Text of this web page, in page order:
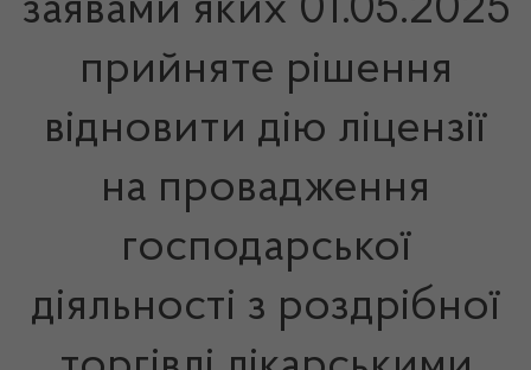
заявами яких 01.05.2025
прийняте рішення
відновити дію ліцензії
на провадження
господарської
діяльності з роздрібної